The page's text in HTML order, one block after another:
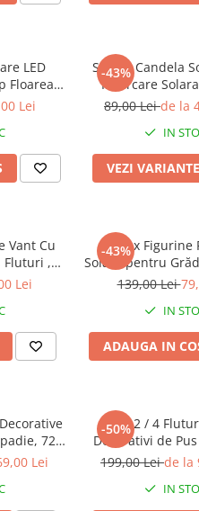
LED
Floarea
10 Micro-
Lei
-43%
Set 4 x Candela
Incarcare
Automata,
89,00 Leide la
IN
VEZI VARIANTE
Vant Cu
Lei
-43%
Set 3 x Figurine
Solare pentru
uri, Panou Solar
139,00 Lei
IN
ADAUGA IN
72
60 LED
Lei
-50%
Set 2 / 4
Decorativi de
sau Gard, cu
199,00 Leide la
IN